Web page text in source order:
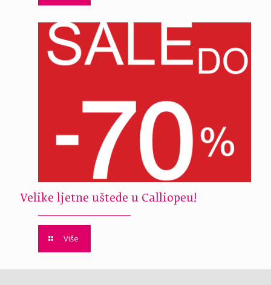
Velike ljetne uštede u Calliopeu!
Više